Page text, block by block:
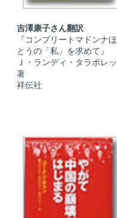
吉澤康子さん翻訳
『コンプリートマドンナ
とうの「私」を求めて』
Ｊ・ランディ・タラボレ
著
祥伝社